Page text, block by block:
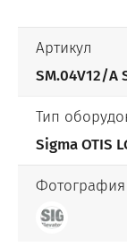
Артикул
SM.04V12/A
Тип
Sigma OTIS
Фотография